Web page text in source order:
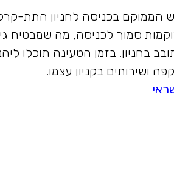
הממוקם בכניסה לחניון התת-
סמוך לכניסה, מה שמבטיח
בחניון. בזמן הטעינה תוכלו
ושירותים בקניון עצמו.